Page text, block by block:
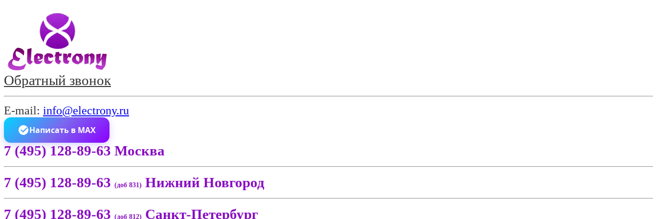
Обратный звонок
E-mail: info@electrony.ru
Написать в MAX
7 (495) 128-89-63 Москва
7 (495) 128-89-63 (доб 831) Нижний Новгород
7 (495) 128-89-63 (доб 812) Санкт-Петербург